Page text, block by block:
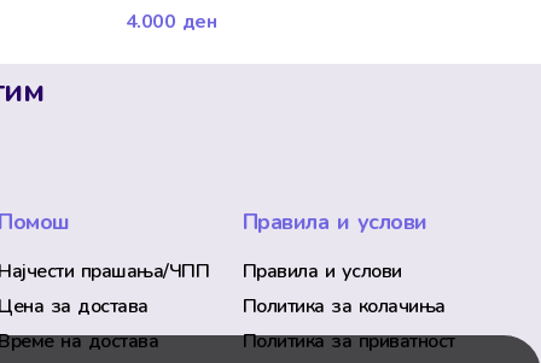
4.000 ден
Помош
Најчести прашања/ЧПП
Цена за достава
на достава
Правила и услови
Правила и услови
Политика за колачиња
Политика за приватност